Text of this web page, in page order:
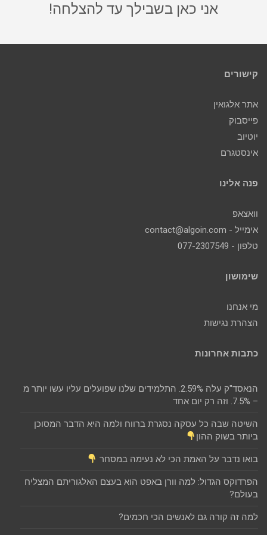
אני כאן בשבילך עד להצלחה!
קישורים
אתר אלגואין
פייסבוק
יוטיוב
אינסטגרם
פנה אלינו
וואצאפ
אימייל - contact@algoin.com
טלפון - 077-2307549
שימושון
מי אנחנו
הצהרת נגישות
כתבות אחרונות
הנאסד"ק עלה 2.59%. התלמידים שלנו שפועלים עליו עשו יותר מ
– 7.5%. וזה רק יום אחד
השיטה שבה כל עסקה נסגרת ברווח ולמה היא הדבר המסוכן
ביותר בשוק ההון
בואו נדבר על האמת הכי לא נעימה במסחר
הפרדוקס הגדול: למה וורן באפט הוא בעצם האלגוריתם המצליח
בעולם?
למה זה קורה גם לאנשים הכי חכמים?